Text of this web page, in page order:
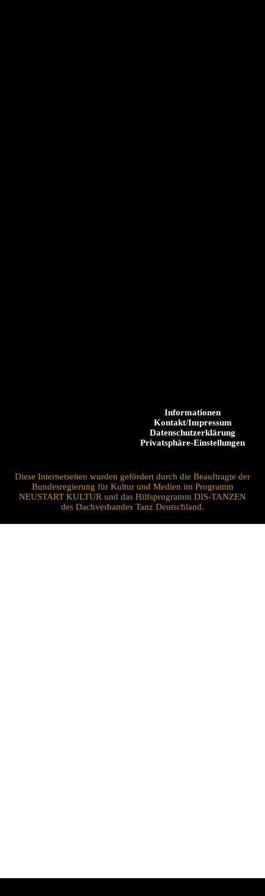
Informationen
Kontakt/Impressum
Datenschutzerklärung
Privatsphäre-Einstellungen
Diese Internetseiten wurden gefördert durch die Beauftragte der
Bundesregierung für Kultur und Medien im Programm
NEUSTART KULTUR und das Hilfsprogramm DIS-TANZEN
des Dachverbandes Tanz Deutschland.